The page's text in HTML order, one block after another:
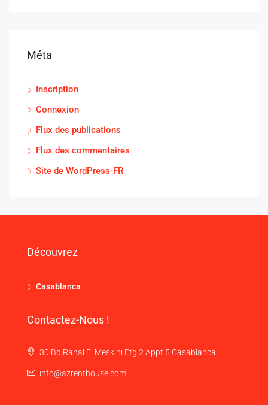
Méta
Inscription
Connexion
Flux des publications
Flux des commentaires
Site de WordPress-FR
Découvrez
Casablanca
Contactez-Nous !
30 Bd Rahal El Meskini Etg 2 Appt 5 Casablanca
info@azrenthouse.com